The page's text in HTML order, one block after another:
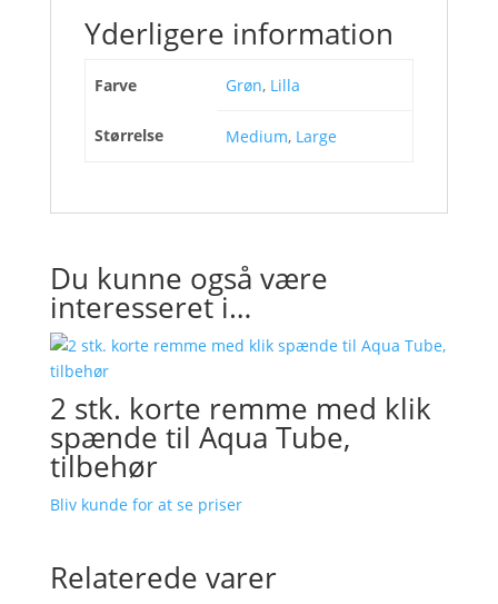
Yderligere information
Farve Grøn, Lilla
Størrelse Medium, Large
Du kunne også være
interesseret i…
2 stk. korte remme med klik
spænde til Aqua Tube,
tilbehør
Bliv kunde for at se priser
Relaterede varer